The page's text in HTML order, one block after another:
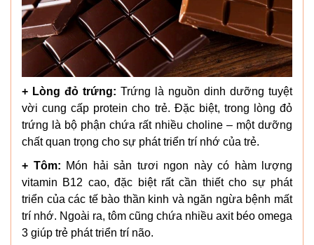
+ Lòng đỏ trứng: Trứng là nguồn dinh dưỡng tuyệt
vời cung cấp protein cho trẻ. Đặc biệt, trong lòng đỏ
trứng là bộ phận chứa rất nhiều choline – một dưỡng
chất quan trọng cho sự phát triển trí nhớ của trẻ.
+ Tôm: Món hải sản tươi ngon này có hàm lượng
vitamin B12 cao, đặc biệt rất cần thiết cho sự phát
triển của các tế bào thần kinh và ngăn ngừa bệnh mất
trí nhớ. Ngoài ra, tôm cũng chứa nhiều axit béo omega
3 giúp trẻ phát triển trí não.